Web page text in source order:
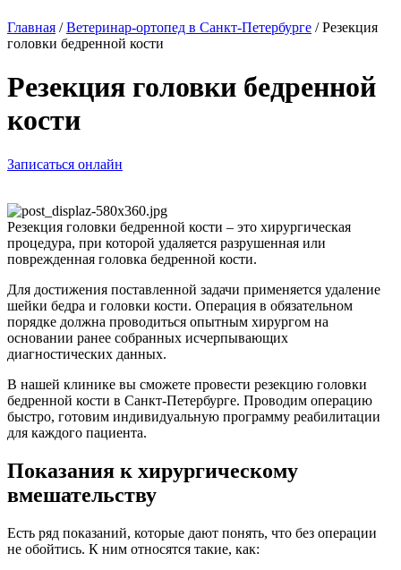
Главная /Ветеринар-ортопед в Санкт-Петербурге /Резекция
головки бедренной кости
Резекция головки бедренной
кости
Записаться онлайн
Резекция головки бедренной кости – это хирургическая
процедура, при которой удаляется разрушенная или
поврежденная головка бедренной кости.
Для достижения поставленной задачи применяется удаление
шейки бедра и головки кости. Операция в обязательном
порядке должна проводиться опытным хирургом на
основании ранее собранных исчерпывающих
диагностических данных.
В нашей клинике вы сможете провести резекцию головки
бедренной кости в Санкт-Петербурге. Проводим операцию
быстро, готовим индивидуальную программу реабилитации
для каждого пациента.
Показания к хирургическому
вмешательству
Есть ряд показаний, которые дают понять, что без операции
не обойтись. К ним относятся такие, как: